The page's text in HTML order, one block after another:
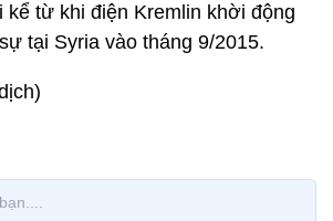
kể từ khi điện Kremlin khời động
tại Syria vào tháng 9/2015.